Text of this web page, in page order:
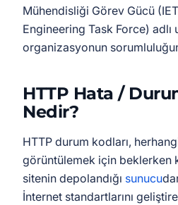
Mühendisliği Görev Gücü
Engineering Task Force) adlı
organizasyonun
HTTP Hata /
Nedir?
HTTP durum kodları,
görüntülemek için beklerken
sitenin depolandığı sunucu
İnternet standartlarını